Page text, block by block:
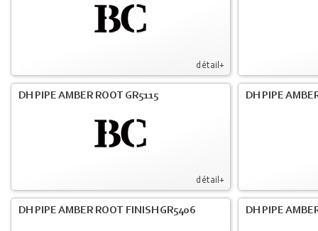
détail+
détail+
DH PIPE AMBER ROOT GR5115 DH PIPE
DH PIPE AMBER ROOT FINISH GR5406 DH PIPE